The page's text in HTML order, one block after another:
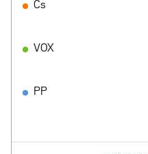
Cs
VOX
PP